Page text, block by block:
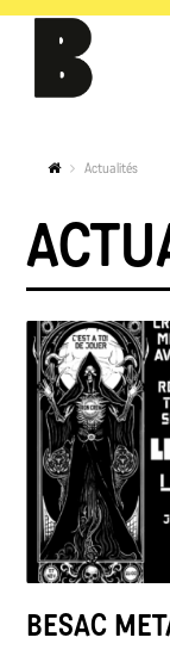
Actualités
BESAC